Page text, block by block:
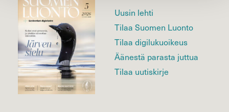
Uusin lehti
Tilaa Suomen Luonto
Tilaa digilukuoikeus
Äänestä parasta juttua
Tilaa uutiskirje